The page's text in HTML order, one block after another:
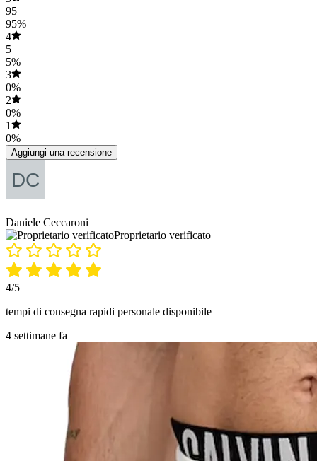
95
95%
4
5
5%
3
0%
2
0%
1
0%
Aggiungi una recensione
Daniele Ceccaroni
Proprietario verificato
4/5
tempi di consegna rapidi personale disponibile
4 settimane fa